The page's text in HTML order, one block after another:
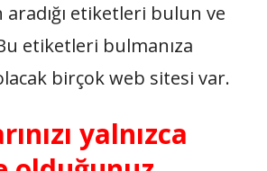
aradığı etiketleri bulun ve
etiketleri bulmanıza
birçok web sitesi var.
yalnızca